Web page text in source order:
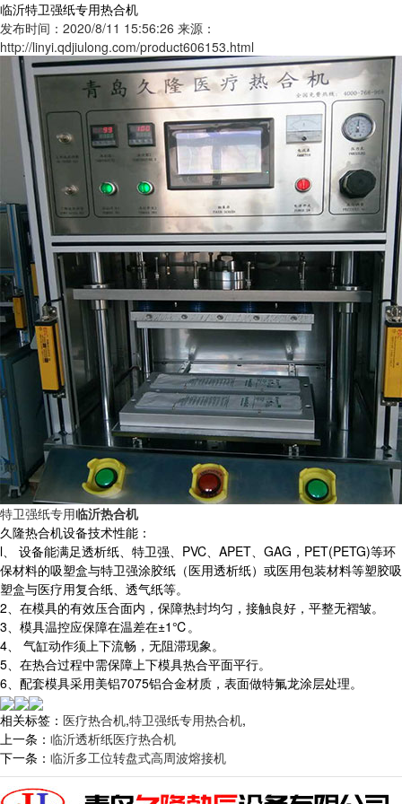
临沂特卫强纸专用热合机
发布时间：2020/8/11 15:56:26 来源：
http://linyi.qdjiulong.com/product606153.html
特卫强纸专用临沂热合机
久隆热合机设备技术性能：
l、 设备能满足透析纸、特卫强、PVC、APET、GAG，PET(PETG)等环
保材料的吸塑盒与特卫强涂胶纸（医用透析纸）或医用包装材料等塑胶吸
塑盒与医疗用复合纸、透气纸等。
2、在模具的有效压合面内，保障热封均匀，接触良好，平整无褶皱。
3、模具温控应保障在温差在±1℃。
4、 气缸动作须上下流畅，无阻滞现象。
5、在热合过程中需保障上下模具热合平面平行。
6、配套模具采用美铝7075铝合金材质，表面做特氟龙涂层处理。
相关标签： 医疗热合机,特卫强纸专用热合机,
上一条： 临沂透析纸医疗热合机
下一条： 临沂多工位转盘式高周波熔接机